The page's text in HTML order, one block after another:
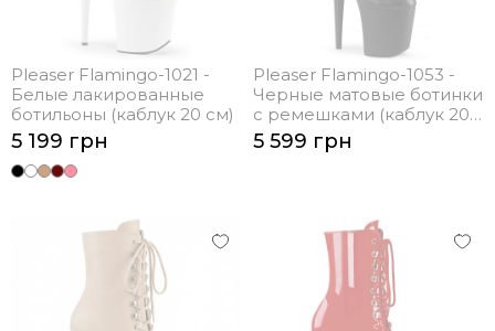
Pleaser Flamingo-1021 -
Белые лакированные
ботильоны (каблук 20 см)
5 199 грн
Pleaser Flamingo-1053 -
Черные матовые ботинки
с ремешками (каблук 20
см)
5 599 грн